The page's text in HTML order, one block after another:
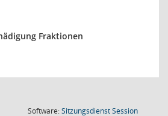
Fraktionen
Software:SitzungsdienstSession(Wird in